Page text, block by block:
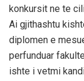
konkursit ne te
Ai gjithashtu
diplomen e
perfunduar
ishte i vetmi